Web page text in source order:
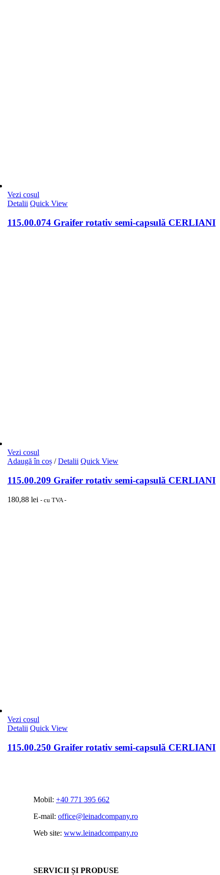
Vezi cosul
Detalii Quick View
115.00.074 Graifer rotativ semi-capsulă CERLIANI
Vezi cosul
Adaugă în coș / Detalii Quick View
115.00.209 Graifer rotativ semi-capsulă CERLIANI
180,88 lei - cu TVA -
Vezi cosul
Detalii Quick View
115.00.250 Graifer rotativ semi-capsulă CERLIANI
Mobil: +40 771 395 662
E-mail: office@leinadcompany.ro
Web site: www.leinadcompany.ro
SERVICII ȘI PRODUSE